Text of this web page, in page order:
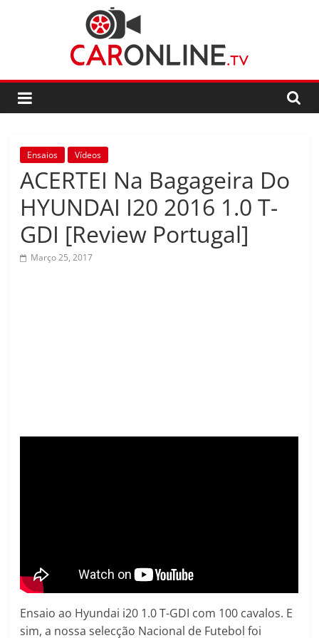
CarOnline.TV
CarOnline.TV
Ensaios
Automóvel
em
Português
Ensaios Vídeos
ACERTEI Na Bagageira Do
HYUNDAI I20 2016 1.0 T-
GDI [Review Portugal]
Março 25, 2017
Ensaio ao Hyundai i20 1.0 T-GDI com 100 cavalos. E
sim, a nossa selecção Nacional de Futebol foi